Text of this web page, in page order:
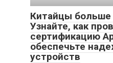
Китайцы больше
Узнайте, как
сертификацию
обеспечьте
устройств